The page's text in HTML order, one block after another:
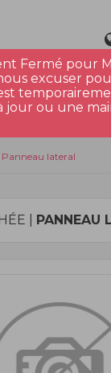
Fermé pour
excuser
jour ou une
Panneau lateral
| PANNEAU